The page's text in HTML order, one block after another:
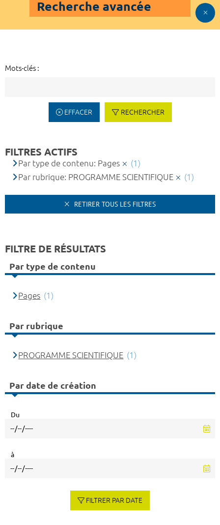
Recherche avancée
Mots-clés :
EFFACER RECHERCHER
FILTRES ACTIFS
Par type de contenu: Pages
(1)
Par rubrique: PROGRAMME SCIENTIFIQUE
(1)
RETIRER TOUS LES FILTRES
FILTRE DE RÉSULTATS
Par type de contenu
Pages (1)
Par rubrique
PROGRAMME SCIENTIFIQUE (1)
Par date de création
Du
à
FILTRER PAR DATE